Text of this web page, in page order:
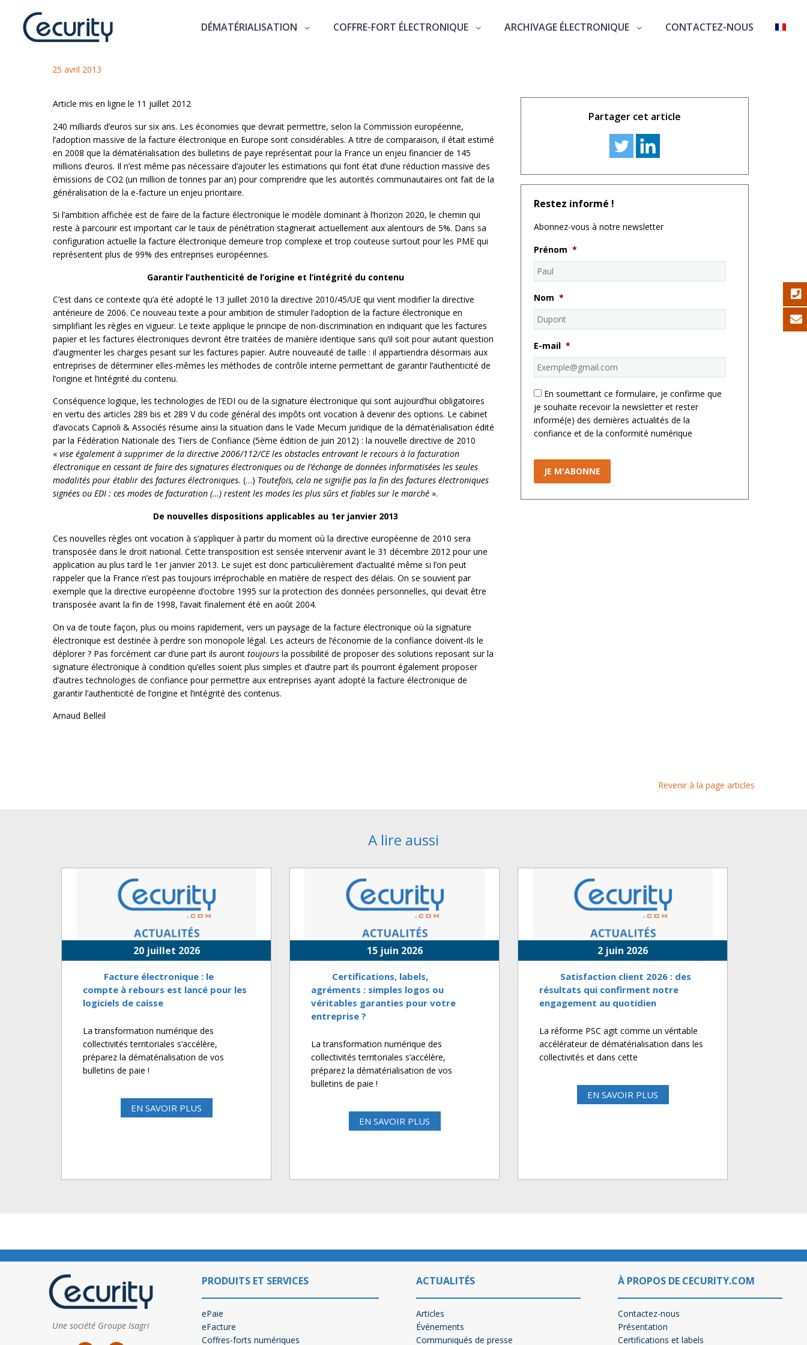
DÉMATÉRIALISATION COFFRE-FORT ÉLECTRONIQUE ARCHIVAGE ÉLECTRONIQUE CONTACTEZ-NOUS
Vers un nouvel age de la facture électronique
25 avril 2013
Article mis en ligne le 11 juillet 2012
240 milliards d’euros sur six ans. Les économies que devrait permettre, selon la Commission européenne,
l’adoption massive de la facture électronique en Europe sont considérables. A titre de comparaison, il était estimé
en 2008 que la dématérialisation des bulletins de paye représentait pour la France un enjeu financier de 145
millions d’euros. Il n’est même pas nécessaire d’ajouter les estimations qui font état d’une réduction massive des
émissions de CO2 (un million de tonnes par an) pour comprendre que les autorités communautaires ont fait de la
généralisation de la e-facture un enjeu prioritaire.
Si l’ambition affichée est de faire de la facture électronique le modèle dominant à l’horizon 2020, le chemin qui
reste à parcourir est important car le taux de pénétration stagnerait actuellement aux alentours de 5%. Dans sa
configuration actuelle la facture électronique demeure trop complexe et trop couteuse surtout pour les PME qui
représentent plus de 99% des entreprises européennes.
Garantir l’authenticité de l’origine et l’intégrité du contenu
C’est dans ce contexte qu’a été adopté le 13 juillet 2010 la directive 2010/45/UE qui vient modifier la directive
antérieure de 2006. Ce nouveau texte a pour ambition de stimuler l’adoption de la facture électronique en
simplifiant les règles en vigueur. Le texte applique le principe de non-discrimination en indiquant que les factures
papier et les factures électroniques devront être traitées de manière identique sans qu’il soit pour autant question
d’augmenter les charges pesant sur les factures papier. Autre nouveauté de taille : il appartiendra désormais aux
entreprises de déterminer elles-mêmes les méthodes de contrôle interne permettant de garantir l’authenticité de
l’origine et l’intégrité du contenu.
Conséquence logique, les technologies de l’EDI ou de la signature électronique qui sont aujourd’hui obligatoires
en vertu des articles 289 bis et 289 V du code général des impôts ont vocation à devenir des options. Le cabinet
d’avocats Caprioli & Associés résume ainsi la situation dans le Vade Mecum juridique de la dématérialisation édité
par la Fédération Nationale des Tiers de Confiance (5ème édition de juin 2012) : la nouvelle directive de 2010
« vise également à supprimer de la directive 2006/112/CE les obstacles entravant le recours à la facturation
électronique en cessant de faire des signatures électroniques ou de l’échange de données informatisées les seules
modalités pour établir des factures électroniques. (…) Toutefois, cela ne signifie pas la fin des factures électroniques
signées ou EDI : ces modes de facturation (…) restent les modes les plus sûrs et fiables sur le marché ».
De nouvelles dispositions applicables au 1er janvier 2013
Ces nouvelles règles ont vocation à s’appliquer à partir du moment où la directive européenne de 2010 sera
transposée dans le droit national. Cette transposition est sensée intervenir avant le 31 décembre 2012 pour une
application au plus tard le 1er janvier 2013. Le sujet est donc particulièrement d’actualité même si l’on peut
rappeler que la France n’est pas toujours irréprochable en matière de respect des délais. On se souvient par
exemple que la directive européenne d’octobre 1995 sur la protection des données personnelles, qui devait être
transposée avant la fin de 1998, l’avait finalement été en août 2004.
On va de toute façon, plus ou moins rapidement, vers un paysage de la facture électronique où la signature
électronique est destinée à perdre son monopole légal. Les acteurs de l’économie de la confiance doivent-ils le
déplorer ? Pas forcément car d’une part ils auront toujours la possibilité de proposer des solutions reposant sur la
signature électronique à condition qu’elles soient plus simples et d’autre part ils pourront également proposer
d’autres technologies de confiance pour permettre aux entreprises ayant adopté la facture électronique de
garantir l’authenticité de l’origine et l’intégrité des contenus.
Arnaud Belleil
Partager cet article
Restez informé !
Abonnez-vous à notre newsletter
Prénom *
Nom *
E-mail *
* En soumettant ce formulaire, je confirme que
je souhaite recevoir la newsletter et rester
informé(e) des dernières actualités de la
confiance et de la conformité numérique
Revenir à la page articles
A lire aussi
20 juillet 2026
Facture électronique : le
compte à rebours est lancé pour les
logiciels de caisse
La transformation numérique des
collectivités territoriales s’accélère,
préparez la dématérialisation de vos
bulletins de paie !
EN SAVOIR PLUS
15 juin 2026
Certifications, labels,
agréments : simples logos ou
véritables garanties pour votre
entreprise ?
La transformation numérique des
collectivités territoriales s’accélère,
préparez la dématérialisation de vos
bulletins de paie !
EN SAVOIR PLUS
2 juin 2026
Satisfaction client 2026 : des
résultats qui confirment notre
engagement au quotidien
La réforme PSC agit comme un véritable
accélérateur de dématérialisation dans les
collectivités et dans cette
EN SAVOIR PLUS
Une société Groupe Isagri
PRODUITS ET SERVICES
ePaie
eFacture
Coffres-forts numériques
ACTUALITÉS
Articles
Événements
Communiqués de presse
À PROPOS DE CECURITY.COM
Contactez-nous
Présentation
Certifications et labels